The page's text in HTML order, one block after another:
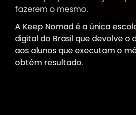
fazerem o mesmo.
A Keep Nomad é a única
digital do Brasil que devolve o
aos alunos que executam o
obtém resultado.